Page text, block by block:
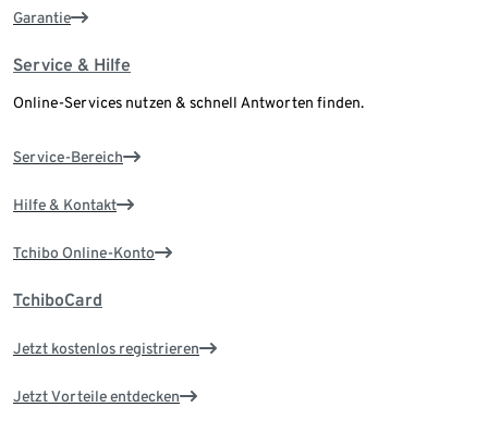
Garantie
Service & Hilfe
Online-Services nutzen & schnell Antworten finden.
Service-Bereich
Hilfe & Kontakt
Tchibo Online-Konto
TchiboCard
Jetzt kostenlos registrieren
Jetzt Vorteile entdecken